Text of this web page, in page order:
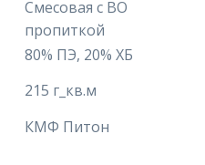
Смесовая с ВО
пропиткой
80% ПЭ, 20% ХБ
215 г_кв.м
КМФ Питон